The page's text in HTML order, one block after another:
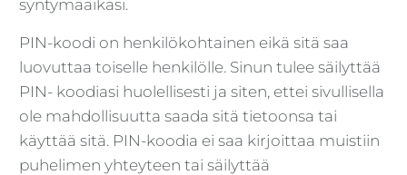
syntymäaikasi.
PIN-koodi on henkilökohtainen eikä sitä saa
luovuttaa toiselle henkilölle. Sinun tulee säilyttää
PIN- koodiasi huolellisesti ja siten, ettei sivullisella
ole mahdollisuutta saada sitä tietoonsa tai
käyttää sitä. PIN-koodia ei saa kirjoittaa muistiin
puhelimen yhteyteen tai säilyttää